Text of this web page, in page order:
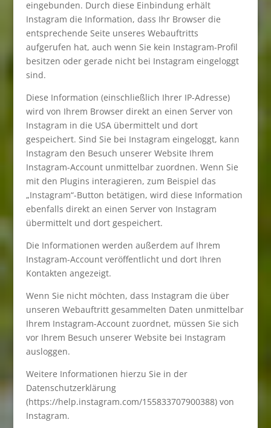
eingebunden. Durch diese Einbindung erhält
Instagram die Information, dass Ihr Browser die
entsprechende Seite unseres Webauftritts
aufgerufen hat, auch wenn Sie kein Instagram-Profil
besitzen oder gerade nicht bei Instagram eingeloggt
sind.
Diese Information (einschließlich Ihrer IP-Adresse)
wird von Ihrem Browser direkt an einen Server von
Instagram in die USA übermittelt und dort
gespeichert. Sind Sie bei Instagram eingeloggt, kann
Instagram den Besuch unserer Website Ihrem
Instagram-Account unmittelbar zuordnen. Wenn Sie
mit den Plugins interagieren, zum Beispiel das
„Instagram“-Button betätigen, wird diese Information
ebenfalls direkt an einen Server von Instagram
übermittelt und dort gespeichert.
Die Informationen werden außerdem auf Ihrem
Instagram-Account veröffentlicht und dort Ihren
Kontakten angezeigt.
Wenn Sie nicht möchten, dass Instagram die über
unseren Webauftritt gesammelten Daten unmittelbar
Ihrem Instagram-Account zuordnet, müssen Sie sich
vor Ihrem Besuch unserer Website bei Instagram
ausloggen.
Weitere Informationen hierzu Sie in der
Datenschutzerklärung
(https://help.instagram.com/155833707900388) von
Instagram.